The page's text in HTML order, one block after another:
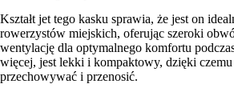
Kształt jet tego kasku sprawia, że jest on
rowerzystów miejskich, oferując szeroki
wentylację dla optymalnego komfortu
więcej, jest lekki i kompaktowy, dzięki czemu
przechowywać i przenosić.